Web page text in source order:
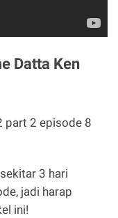
Datta Ken
part 2 episode 8
3 hari
jadi harap
ini!